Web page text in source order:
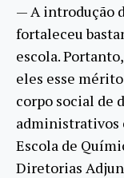
— A introdução
fortaleceu
escola.
eles esse
corpo social de
administrativos
Escola de
Diretorias